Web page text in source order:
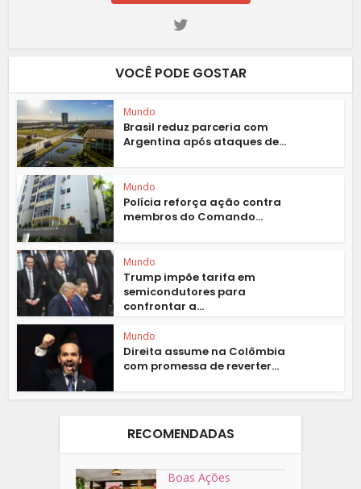
VOCÊ PODE GOSTAR
Mundo
Brasil reduz parceria com
Argentina após ataques de...
Mundo
Polícia reforça ação contra
membros do Comando...
Mundo
Trump impõe tarifa em
semicondutores para
confrontar a...
Mundo
Direita assume na Colômbia
com promessa de reverter...
RECOMENDADAS
Boas Ações